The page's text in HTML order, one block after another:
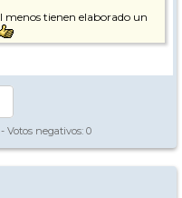
menos tienen elaborado un
- Votos negativos: 0